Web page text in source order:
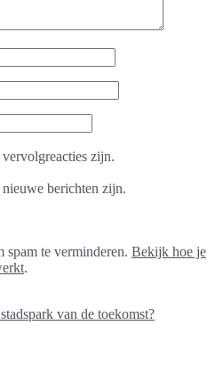
zijn.
berichten zijn.
spam te verminderen. Bekijk hoe je
.
van de toekomst?